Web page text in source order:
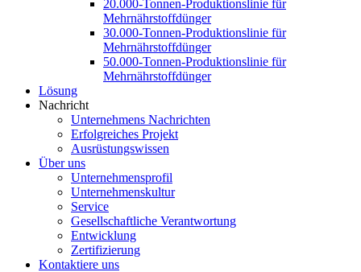
20.000-Tonnen-Produktionslinie für
Mehrnährstoffdünger
30.000-Tonnen-Produktionslinie für
Mehrnährstoffdünger
50.000-Tonnen-Produktionslinie für
Mehrnährstoffdünger
Lösung
Nachricht
Unternehmens Nachrichten
Erfolgreiches Projekt
Ausrüstungswissen
Über uns
Unternehmensprofil
Unternehmenskultur
Service
Gesellschaftliche Verantwortung
Entwicklung
Zertifizierung
Kontaktiere uns